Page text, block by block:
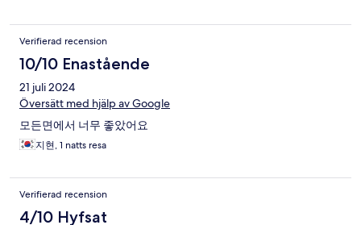
Verifierad recension
10/10 Enastående
21 juli 2024
Översätt med hjälp av Google
모든면에서 너무 좋았어요
지현, 1 natts resa
Verifierad recension
4/10 Hyfsat